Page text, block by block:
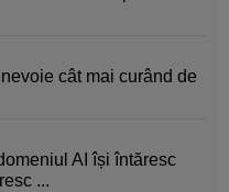
cât mai curând de
AI își întăresc
...